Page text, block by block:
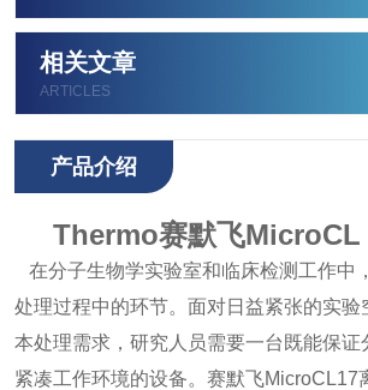
相关文章
ARTICLES
产品介绍
Thermo赛默飞MicroCL
在分子生物学实验室和临床检测工作中
处理过程中的环节。面对日益紧张的实验
本处理需求，研究人员需要一台既能保证
紧凑工作环境的设备。赛默飞MicroCL17